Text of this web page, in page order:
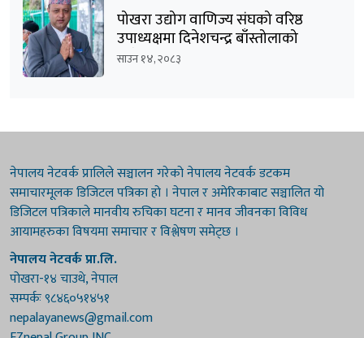
पोखरा उद्योग वाणिज्य संघको वरिष्ठ
उपाध्यक्षमा दिनेशचन्द्र बाँस्तोलाको
उम्मेदवारी घोषणा
साउन १४, २०८३
नेपालय नेटवर्क प्रालिले सञ्चालन गरेको नेपालय नेटवर्क डटकम
समाचारमूलक डिजिटल पत्रिका हो । नेपाल र अमेरिकाबाट सञ्चालित यो
डिजिटल पत्रिकाले मानवीय रुचिका घटना र मानव जीवनका विविध
आयामहरुका विषयमा समाचार र विश्लेषण समेट्छ ।
नेपालय नेटवर्क प्रा.लि.
पोखरा-१४ चाउथे, नेपाल
सम्पर्कः ९८४६०५१४५१
nepalayanews@gmail.com